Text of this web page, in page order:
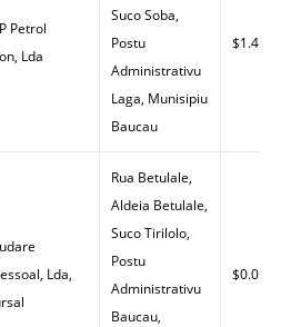
Petrol
Lda
Suco Soba,
Postu
Administrativu
Laga, Munisipiu
Baucau
$1.43
Lda,
Rua Betulale,
Aldeia Betulale,
Suco Tirilolo,
Postu
Administrativu
Baucau,
$0.00